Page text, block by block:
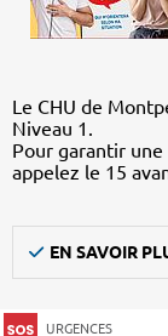
Le CHU de
Niveau 1.
Pour garantir une
appelez le 15
EN SAVOIR
URGENCES